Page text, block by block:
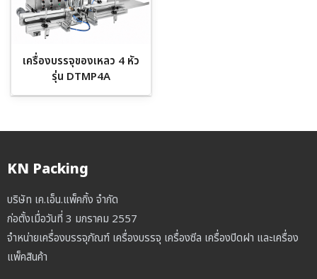
เครื่องบรรจุของเหลว 4 หัว
รุ่น DTMP4A
KN Packing
บริษัท เค.เอ็น.แพ็คกิ้ง จำกัด
ก่อตั้งเมื่อวันที่ 3 มกราคม 2557
จำหน่ายเครื่องบรรจุภัณฑ์ เครื่องบรรจุ เครื่องซีล เครื่องปิดฝา และเครื่อง
แพ็คสินค้า